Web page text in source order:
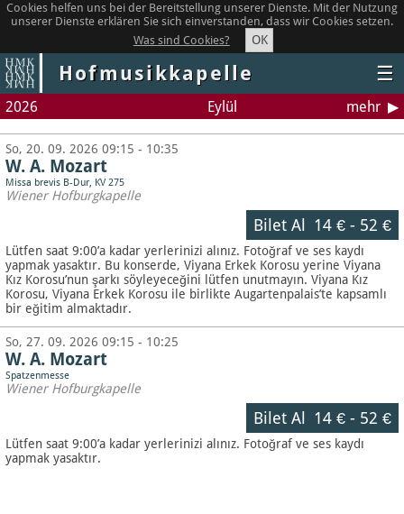
Cookies helfen uns bei der Bereitstellung unserer Dienste. Mit der Nutzung
unserer Dienste erklären Sie sich einverstanden, dass wir Cookies setzen.
Was sind Cookies?
OK
Hofmusikkapelle ☰
2026 Eylül mehr
So, 20. 09. 2026 09:15 - 10:35
W. A. Mozart
Missa brevis B-Dur, KV 275
Wiener Hofburgkapelle
Bilet Al 14 €- 52 €
Lütfen saat 9:00’a kadar yerlerinizi alınız. Fotoğraf ve ses kaydı
yapmak yasaktır. Bu konserde, Viyana Erkek Korosu yerine Viyana
Kız Korosu’nun şarkı söyleyeceğini lütfen unutmayın. Viyana Kız
Korosu, Viyana Erkek Korosu ile birlikte Augartenpalais’te kapsamlı
bir eğitim almaktadır.
So, 27. 09. 2026 09:15 - 10:25
W. A. Mozart
Spatzenmesse
Wiener Hofburgkapelle
Bilet Al 14 €- 52 €
Lütfen saat 9:00’a kadar yerlerinizi alınız. Fotoğraf ve ses kaydı
yapmak yasaktır.